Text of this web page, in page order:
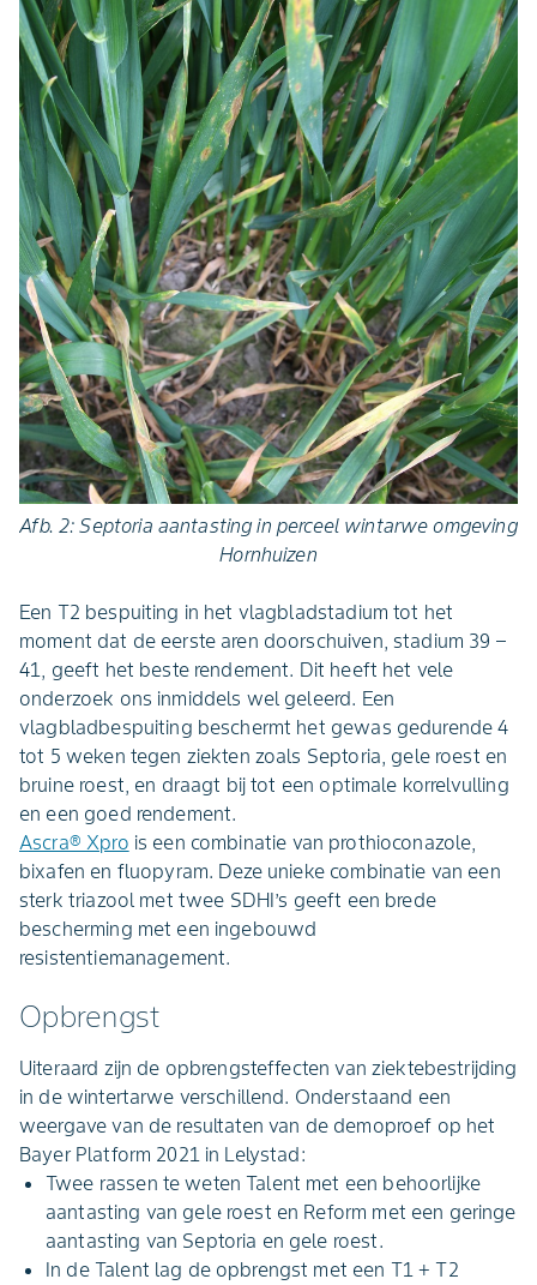
Afb. 2: Septoria aantasting in perceel wintarwe omgeving
Hornhuizen
Een T2 bespuiting in het vlagbladstadium tot het
moment dat de eerste aren doorschuiven, stadium 39 –
41, geeft het beste rendement. Dit heeft het vele
onderzoek ons inmiddels wel geleerd. Een
vlagbladbespuiting beschermt het gewas gedurende 4
tot 5 weken tegen ziekten zoals Septoria, gele roest en
bruine roest, en draagt bij tot een optimale korrelvulling
en een goed rendement.
Ascra® Xpro is een combinatie van prothioconazole,
bixafen en fluopyram. Deze unieke combinatie van een
sterk triazool met twee SDHI’s geeft een brede
bescherming met een ingebouwd
resistentiemanagement.
Opbrengst
Uiteraard zijn de opbrengsteffecten van ziektebestrijding
in de wintertarwe verschillend. Onderstaand een
weergave van de resultaten van de demoproef op het
Bayer Platform 2021 in Lelystad:
Twee rassen te weten Talent met een behoorlijke
aantasting van gele roest en Reform met een geringe
aantasting van Septoria en gele roest.
In de Talent lag de opbrengst met een T1 + T2